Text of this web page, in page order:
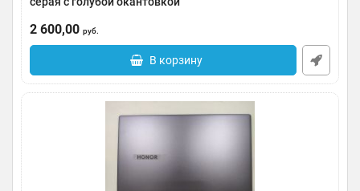
2 600,00 руб.
В корзину